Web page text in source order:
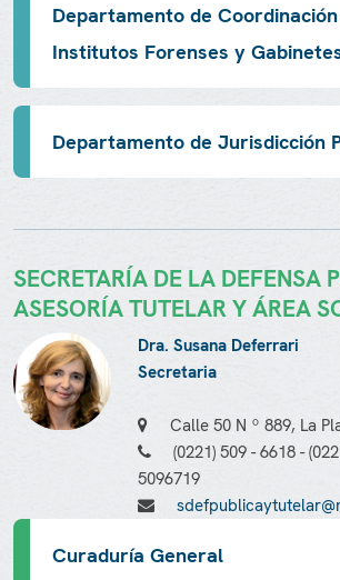
Departamento de
Institutos Forenses y
Departamento de Jurisdicción
SECRETARÍA DE LA DEFENSA
ASESORÍA TUTELAR Y ÁREA
Dra. Susana Deferrari
Secretaria
Calle 50 N º 889, La
(0221) 509 - 6618 -
5096719
Curaduría General